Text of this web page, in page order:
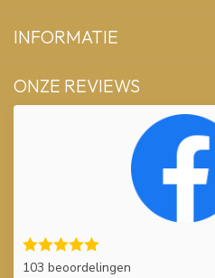
INFORMATIE
ONZE REVIEWS
103 beoordelingen